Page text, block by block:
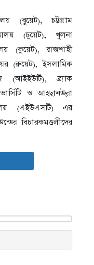
(বুয়েট), চট্টগ্রাম
(চুয়েট), খুলনা
(কুয়েট), রাজশাহী
(রুয়েট), ইসলামিক
(আইইউটি), ব্র্যাক
ও আহছানউল্লা
(এইউএসটি) এর
বিচারকমণ্ডলীদের